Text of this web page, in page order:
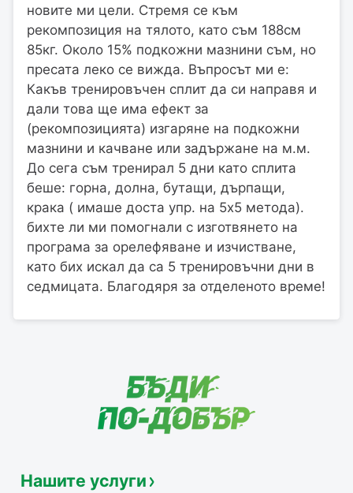
новите ми цели. Стремя се към
рекомпозиция на тялото, като съм 188см
85кг. Около 15% подкожни мазнини съм, но
пресата леко се вижда. Въпросът ми е:
Какъв тренировъчен сплит да си направя и
дали това ще има ефект за
(рекомпозицията) изгаряне на подкожни
мазнини и качване или задържане на м.м.
До сега съм тренирал 5 дни като сплита
беше: горна, долна, бутащи, дърпащи,
крака ( имаше доста упр. на 5х5 метода).
бихте ли ми помогнали с изготвянето на
програма за орелефяване и изчистване,
като бих искал да са 5 тренировъчни дни в
седмицата. Благодяря за отделеното време!
Нашите услуги